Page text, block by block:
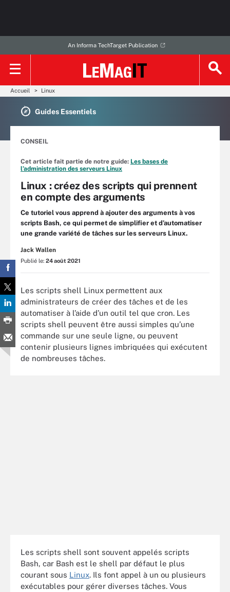
An Informa TechTarget Publication
Accueil Linux
Guides Essentiels
CONSEIL
Cet article fait partie de notre guide: Les bases de
l’administration des serveurs Linux
Linux : créez des scripts qui prennent
en compte des arguments
Ce tutoriel vous apprend à ajouter des arguments à vos
scripts Bash, ce qui permet de simplifier et d’automatiser
une grande variété de tâches sur les serveurs Linux.
Jack Wallen
Publié le: 24 août 2021
Les scripts shell Linux permettent aux
administrateurs de créer des tâches et de les
automatiser à l’aide d’un outil tel que cron. Les
scripts shell peuvent être aussi simples qu’une
commande sur une seule ligne, ou peuvent
contenir plusieurs lignes imbriquées qui exécutent
de nombreuses tâches.
Les scripts shell sont souvent appelés scripts
Bash, car Bash est le shell par défaut le plus
courant sous Linux. Ils font appel à un ou plusieurs
exécutables pour gérer diverses tâches. Vous